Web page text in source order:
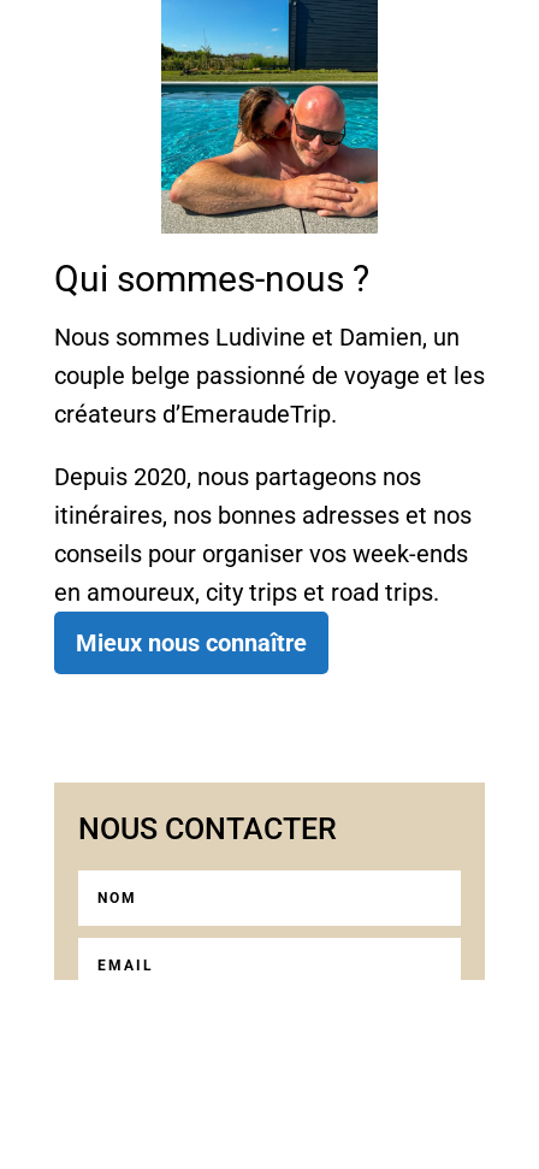
Qui sommes-nous ?
Nous sommes Ludivine et Damien, un
couple belge passionné de voyage et les
créateurs d’EmeraudeTrip.
Depuis 2020, nous partageons nos
itinéraires, nos bonnes adresses et nos
conseils pour organiser vos week-ends
en amoureux, city trips et road trips.
Mieux nous connaître
NOUS CONTACTER